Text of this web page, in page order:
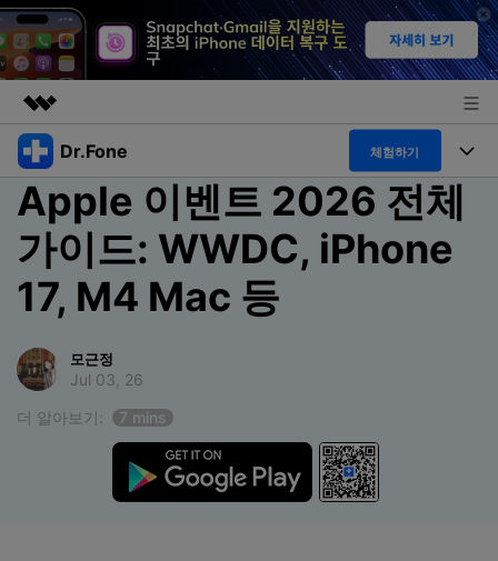
주요 제품
AIGC 크리에이티비티
유틸리티
비즈니스
개요
솔루션
회사 소개
뉴스룸
플랜 및 가격
도움말 센터
Dr.Fone 체험하기
폴 툴킷
특징
Dr.Fone Basic
폴 툴킷 보기 >
프로그램
데스크탑
모바일
온라인
탐색 및 발견
닥터폰 하이라이트 살펴보기
사용 방법은 무엇입니까?
고객 지원 센터
리소스
다운로드 센터
공식 설치 파일 및 최신 버전 업데이트를 제공
🔓️온라인 잠금 해제
iOS26 다운그레이드
Apple 이벤트 2026 전체
가이드: WWDC, iPhone
17, M4 Mac 등
모근정
Jul 03, 26
더 알아보기:
7 mins